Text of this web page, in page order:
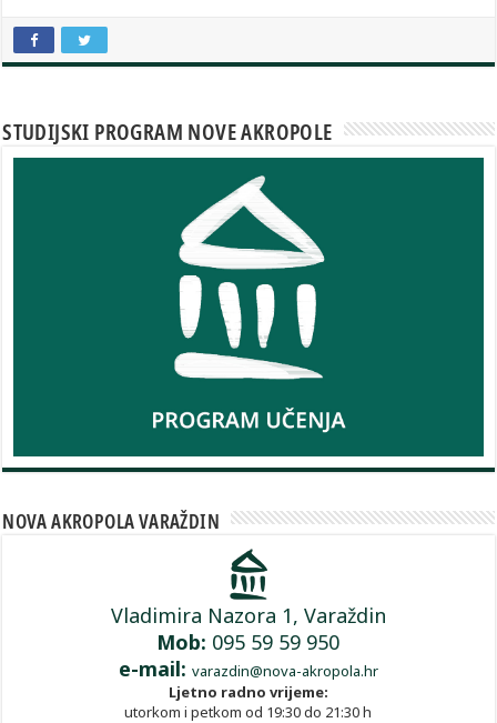
STUDIJSKI PROGRAM NOVE AKROPOLE
NOVA AKROPOLA VARAŽDIN
Vladimira Nazora 1, Varaždin
Mob: 095 59 59 950
e-mail: varazdin@nova-akropola.hr
Ljetno radno vrijeme:
utorkom i petkom od 19:30 do 21:30 h